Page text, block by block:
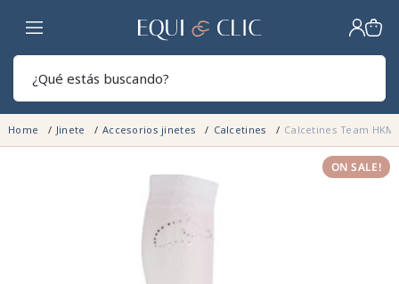
Hogar
Home Jinete Accesorios jinetes Calcetines Calcetines Team HKM
ON SALE!